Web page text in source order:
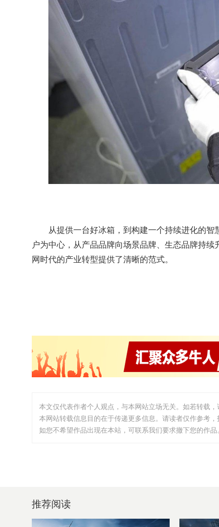
从提供一台好冰箱，到构建一个持续进化的
户为中心，从产品品牌向场景品牌、生态品牌持
网时代的产业转型提供了清晰的范式。
本文仅代表作者个人观点，与本网站立场无关。如若转载
本网站转载信息目的在于传递更多信息。请读者仅作参考
如您不希望作品出现在本站，可联系我们要求撤下您的作
推荐阅读